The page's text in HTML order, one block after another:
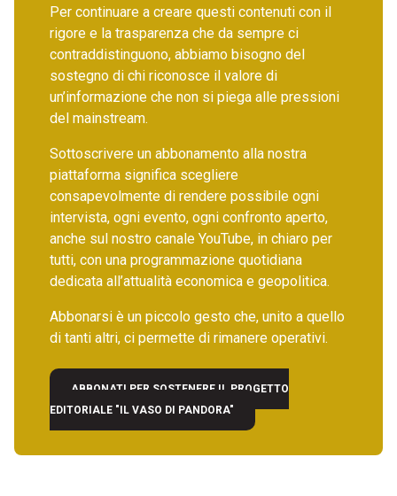
Per continuare a creare questi contenuti con il
rigore e la trasparenza che da sempre ci
contraddistinguono, abbiamo bisogno del
sostegno di chi riconosce il valore di
un’informazione che non si piega alle pressioni
del mainstream.
Sottoscrivere un abbonamento alla nostra
piattaforma significa scegliere
consapevolmente di rendere possibile ogni
intervista, ogni evento, ogni confronto aperto,
anche sul nostro canale YouTube, in chiaro per
tutti, con una programmazione quotidiana
dedicata all’attualità economica e geopolitica.
Abbonarsi è un piccolo gesto che, unito a quello
di tanti altri, ci permette di rimanere operativi.
ABBONATI PER SOSTENERE IL PROGETTO
EDITORIALE "IL VASO DI PANDORA"